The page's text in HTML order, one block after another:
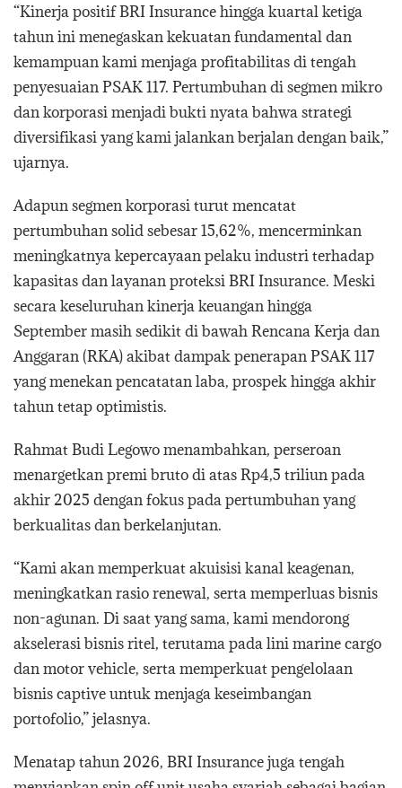
“Kinerja positif BRI Insurance hingga kuartal ketiga
tahun ini menegaskan kekuatan fundamental dan
kemampuan kami menjaga profitabilitas di tengah
penyesuaian PSAK 117. Pertumbuhan di segmen mikro
dan korporasi menjadi bukti nyata bahwa strategi
diversifikasi yang kami jalankan berjalan dengan baik,”
ujarnya.
Adapun segmen korporasi turut mencatat
pertumbuhan solid sebesar 15,62%, mencerminkan
meningkatnya kepercayaan pelaku industri terhadap
kapasitas dan layanan proteksi BRI Insurance. Meski
secara keseluruhan kinerja keuangan hingga
September masih sedikit di bawah Rencana Kerja dan
Anggaran (RKA) akibat dampak penerapan PSAK 117
yang menekan pencatatan laba, prospek hingga akhir
tahun tetap optimistis.
Rahmat Budi Legowo menambahkan, perseroan
menargetkan premi bruto di atas Rp4,5 triliun pada
akhir 2025 dengan fokus pada pertumbuhan yang
berkualitas dan berkelanjutan.
“Kami akan memperkuat akuisisi kanal keagenan,
meningkatkan rasio renewal, serta memperluas bisnis
non-agunan. Di saat yang sama, kami mendorong
akselerasi bisnis ritel, terutama pada lini marine cargo
dan motor vehicle, serta memperkuat pengelolaan
bisnis captive untuk menjaga keseimbangan
portofolio,” jelasnya.
Menatap tahun 2026, BRI Insurance juga tengah